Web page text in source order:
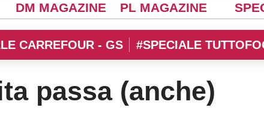
DM MAGAZINE PL MAGAZINE
CARREFOUR - GS #SPECIALE
passa (anche)